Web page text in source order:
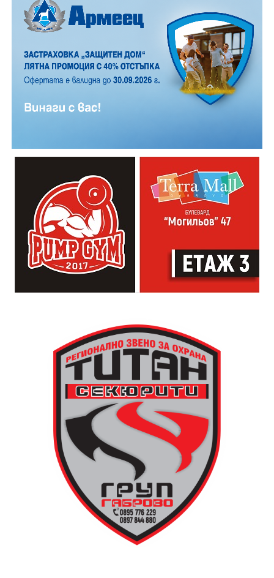
На 13 август организаторите са предвидили
занимания и за здрав дух, и за здраво тяло.
Инструкторката по пилатес и йога Йоанна Петрова
атака с куиз вечер за обща култура. Вечерта ще
приключи с прожекция на новия български
комедиен филм „Брънч за начинаещи“ – в парка,
под звездното дряновско небе.
И двете вечери ще продължи инициативата „Книга
за книга“ – всеки може да донесе книга от личната
си библиотека и да вземе друга. Целта е обмен на
заглавия, впечатления и приятен разговор за
литература.